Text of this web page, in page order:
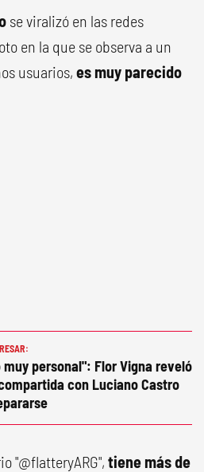
se viralizó en las redes
en la que se observa a un
usuarios, es muy parecido
muy personal": Flor Vigna reveló
con Luciano Castro
"@flatteryARG", tiene más de